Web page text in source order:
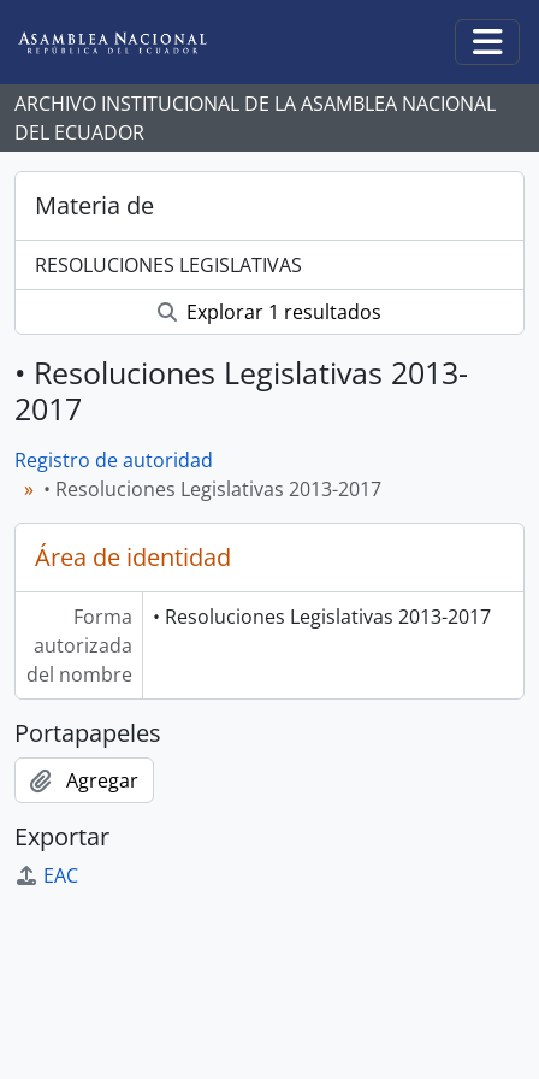
ARCHIVO INSTITUCIONAL DE LA ASAMBLEA NACIONAL
DEL ECUADOR
Materia de
RESOLUCIONES LEGISLATIVAS
Explorar 1 resultados
• Resoluciones Legislativas 2013-
2017
Registro de autoridad
• Resoluciones Legislativas 2013-2017
Área de identidad
Forma
autorizada
del nombre
• Resoluciones Legislativas 2013-2017
Portapapeles
Agregar
Exportar
EAC